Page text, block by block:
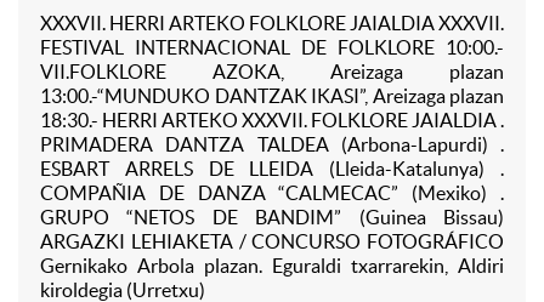
XXXVII. HERRI ARTEKO FOLKLORE JAIALDIA XXXVII.
FESTIVAL INTERNACIONAL DE FOLKLORE 10:00.-
VII.FOLKLORE AZOKA, Areizaga plazan
13:00.-“MUNDUKO DANTZAK IKASI”, Areizaga plazan
18:30.- HERRI ARTEKO XXXVII. FOLKLORE JAIALDIA .
PRIMADERA DANTZA TALDEA (Arbona-Lapurdi) .
ESBART ARRELS DE LLEIDA (Lleida-Katalunya) .
COMPAÑIA DE DANZA “CALMECAC” (Mexiko) .
GRUPO “NETOS DE BANDIM” (Guinea Bissau)
ARGAZKI LEHIAKETA / CONCURSO FOTOGRÁFICO
Gernikako Arbola plazan. Eguraldi txarrarekin, Aldiri
kiroldegia (Urretxu)